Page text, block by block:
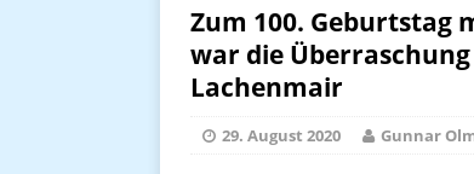
Zum 100. Geburtstag
war die
Lachenmair
29. August 2020 Gunnar